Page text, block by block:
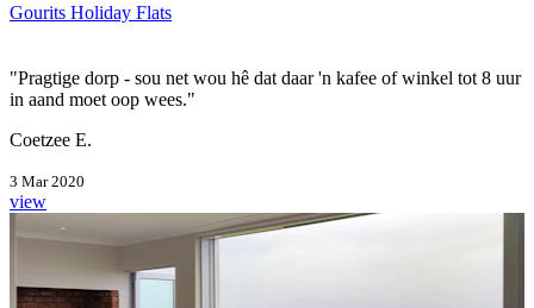
Gourits Holiday Flats
"Pragtige dorp - sou net wou hê dat daar 'n kafee of winkel tot 8 uur
in aand moet oop wees."
Coetzee E.
3 Mar 2020
view